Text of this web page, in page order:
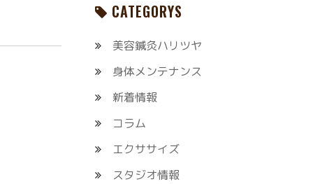
CATEGORYS
美容鍼灸ハリツヤ
身体メンテナンス
新着情報
コラム
エクササイズ
スタジオ情報